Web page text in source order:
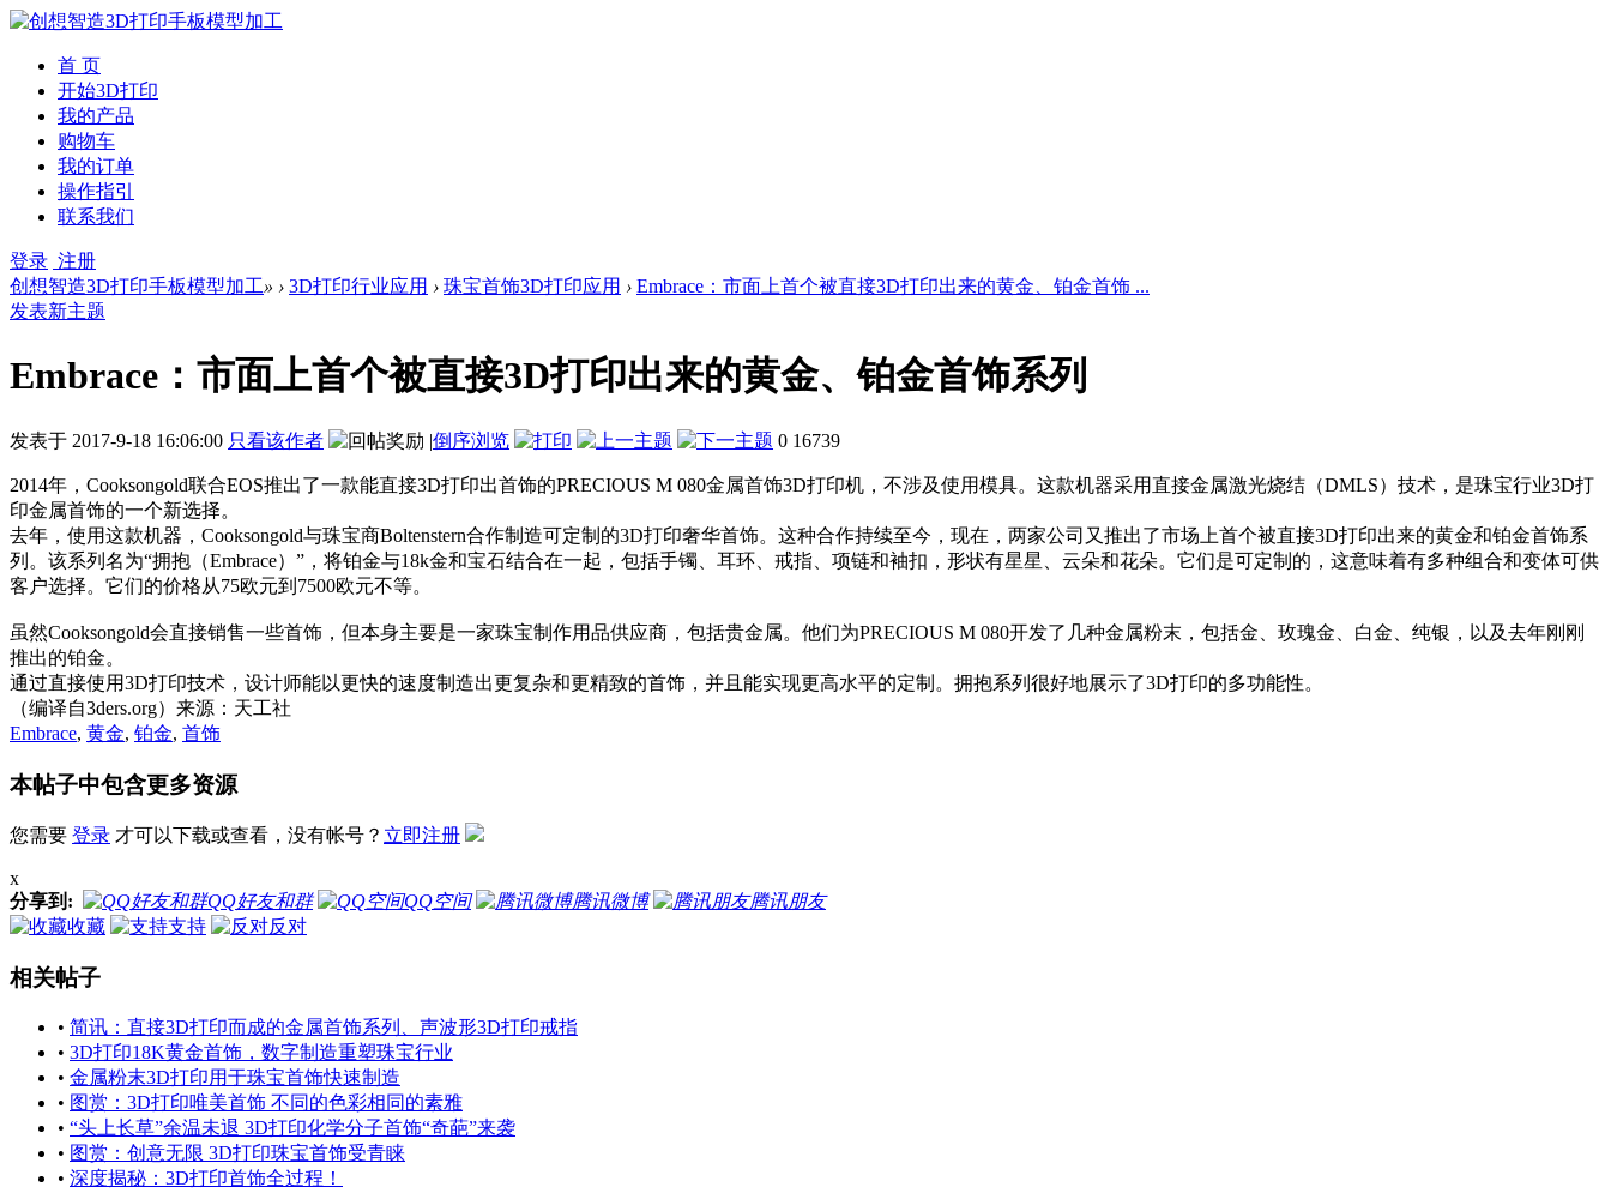
首 页
开始3D打印
我的产品
购物车
我的订单
操作指引
联系我们
登录 注册
创想智造3D打印手板模型加工» › 3D打印行业应用 › 珠宝首饰3D打印应用 › Embrace：市面上首个被直接3D打印出来的黄金、铂金首饰 ...
发表新主题
Embrace：市面上首个被直接3D打印出来的黄金、铂金首饰系列
发表于 2017-9-18 16:06:00 只看该作者 |倒序浏览 0 16739
2014年，Cooksongold联合EOS推出了一款能直接3D打印出首饰的PRECIOUS M 080金属首饰3D打印机，不涉及使用模具。这款机器采用直接金属激光烧结（DMLS）技术，是珠宝行业3D打
印金属首饰的一个新选择。
去年，使用这款机器，Cooksongold与珠宝商Boltenstern合作制造可定制的3D打印奢华首饰。这种合作持续至今，现在，两家公司又推出了市场上首个被直接3D打印出来的黄金和铂金首饰系
列。该系列名为“拥抱（Embrace）”，将铂金与18k金和宝石结合在一起，包括手镯、耳环、戒指、项链和袖扣，形状有星星、云朵和花朵。它们是可定制的，这意味着有多种组合和变体可供
客户选择。它们的价格从75欧元到7500欧元不等。
虽然Cooksongold会直接销售一些首饰，但本身主要是一家珠宝制作用品供应商，包括贵金属。他们为PRECIOUS M 080开发了几种金属粉末，包括金、玫瑰金、白金、纯银，以及去年刚刚
推出的铂金。
通过直接使用3D打印技术，设计师能以更快的速度制造出更复杂和更精致的首饰，并且能实现更高水平的定制。拥抱系列很好地展示了3D打印的多功能性。
（编译自3ders.org）来源：天工社
Embrace, 黄金, 铂金, 首饰
本帖子中包含更多资源
您需要 登录 才可以下载或查看，没有帐号？ 立即注册
x
分享到:
QQ好友和群 QQ空间 腾讯微博
腾讯朋友
收藏
支持 反对
相关帖子
• 简讯：直接3D打印而成的金属首饰系列、声波形3D打印戒指
• 3D打印18K黄金首饰，数字制造重塑珠宝行业
• 金属粉末3D打印用于珠宝首饰快速制造
• 图赏：3D打印唯美首饰 不同的色彩相同的素雅
• “头上长草”余温未退 3D打印化学分子首饰“奇葩”来袭
• 图赏：创意无限 3D打印珠宝首饰受青睐
• 深度揭秘：3D打印首饰全过程！